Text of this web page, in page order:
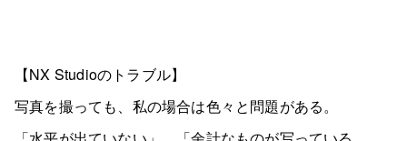
【NX Studioのトラブル】
写真を撮っても、私の場合は色々と問題がある。